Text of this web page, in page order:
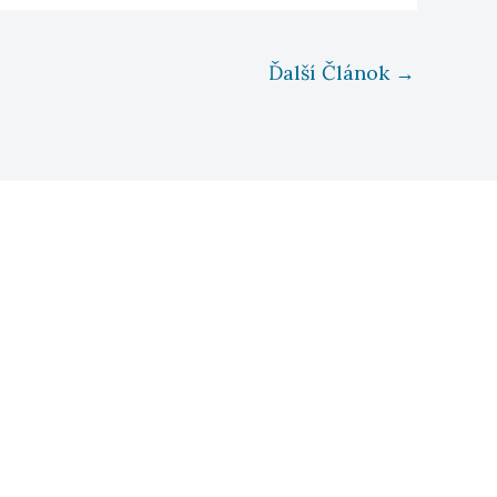
Ďalší Článok →